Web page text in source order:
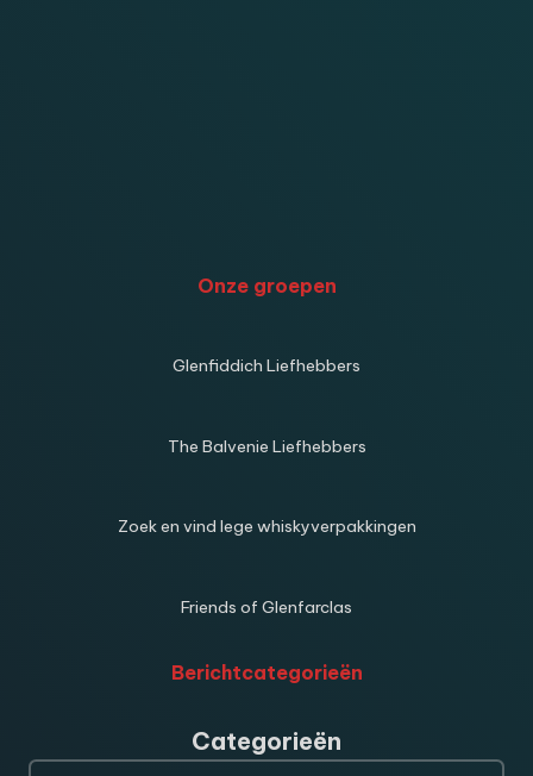
Onze groepen
Glenfiddich Liefhebbers
The Balvenie Liefhebbers
Zoek en vind lege whiskyverpakkingen
Friends of Glenfarclas
Berichtcategorieën
Categorieën